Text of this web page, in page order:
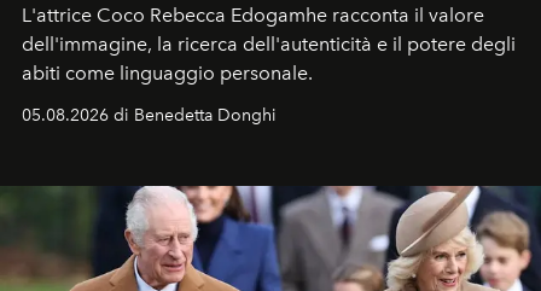
L'attrice Coco Rebecca Edogamhe racconta il valore
dell'immagine, la ricerca dell'autenticità e il potere degli
abiti come linguaggio personale.
05.08.2026 di Benedetta Donghi